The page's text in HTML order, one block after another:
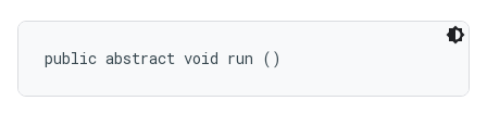
public abstract void run ()